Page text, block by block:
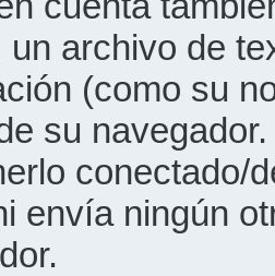
un archivo de
(como su
su
conectado/
envía ningún